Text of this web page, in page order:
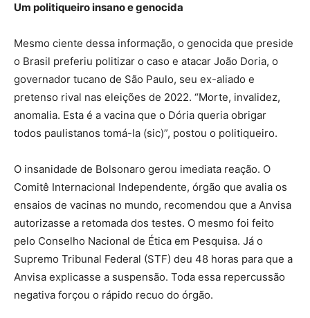
Um politiqueiro insano e genocida
Mesmo ciente dessa informação, o genocida que preside
o Brasil preferiu politizar o caso e atacar João Doria, o
governador tucano de São Paulo, seu ex-aliado e
pretenso rival nas eleições de 2022. “Morte, invalidez,
anomalia. Esta é a vacina que o Dória queria obrigar
todos paulistanos tomá-la (sic)”, postou o politiqueiro.
O insanidade de Bolsonaro gerou imediata reação. O
Comitê Internacional Independente, órgão que avalia os
ensaios de vacinas no mundo, recomendou que a Anvisa
autorizasse a retomada dos testes. O mesmo foi feito
pelo Conselho Nacional de Ética em Pesquisa. Já o
Supremo Tribunal Federal (STF) deu 48 horas para que a
Anvisa explicasse a suspensão. Toda essa repercussão
negativa forçou o rápido recuo do órgão.